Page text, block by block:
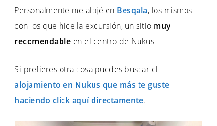
Personalmente me alojé en Besqala, los mismos
con los que hice la excursión, un sitio muy
recomendable en el centro de Nukus.
Si prefieres otra cosa puedes buscar el
alojamiento en Nukus que más te guste
haciendo click aquí directamente.